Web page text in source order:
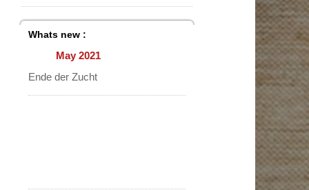
Whats new :
May 2021
Ende der Zucht